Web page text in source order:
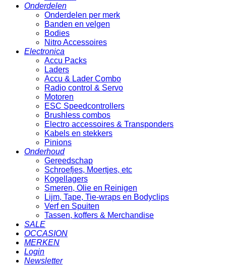
Onderdelen
Onderdelen per merk
Banden en velgen
Bodies
Nitro Accessoires
Electronica
Accu Packs
Laders
Accu & Lader Combo
Radio control & Servo
Motoren
ESC Speedcontrollers
Brushless combos
Electro accessoires & Transponders
Kabels en stekkers
Pinions
Onderhoud
Gereedschap
Schroefjes, Moertjes, etc
Kogellagers
Smeren, Olie en Reinigen
Lijm, Tape, Tie-wraps en Bodyclips
Verf en Spuiten
Tassen, koffers & Merchandise
SALE
OCCASION
MERKEN
Login
Newsletter